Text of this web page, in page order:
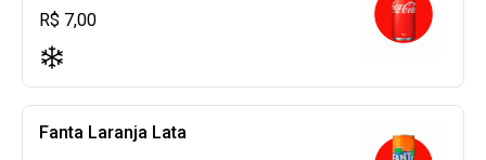
R$ 7,00
Fanta Laranja Lata